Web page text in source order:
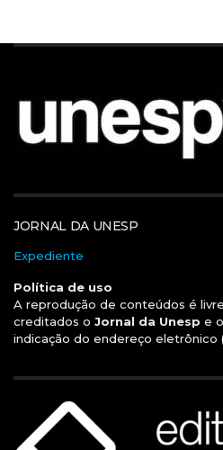
JORNAL DA UNESP
Expediente
Política de uso
A reprodução de conteúdos é
creditados o Jornal da Unesp e
indicação do endereço eletrônico